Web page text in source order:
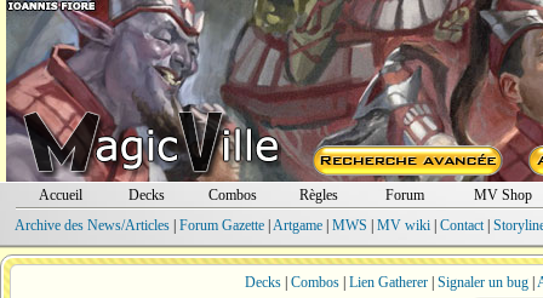
Accueil Decks Combos Règles Forum
MV Shop
Archive des News/Articles| Forum Gazette| Artgame| MWS MV wiki| Contact|
Decks Combos Lien Gatherer Signaler un bug